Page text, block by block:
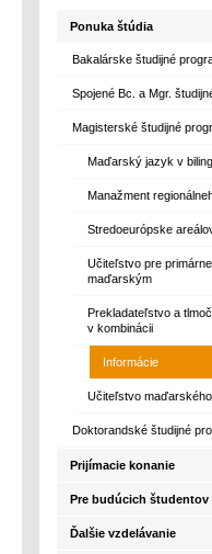
Ponuka štúdia
Bakalárske študijné
Spojené Bc. a Mgr.
Magisterské študijné
Maďarský jazyk v
Manažment
Stredoeurópske
Učiteľstvo pre
maďarským
Prekladateľstvo a
v kombinácii
Informácie
Učiteľstvo
Doktorandské študijné
Prijímacie konanie
Pre budúcich študentov
Ďalšie vzdelávanie